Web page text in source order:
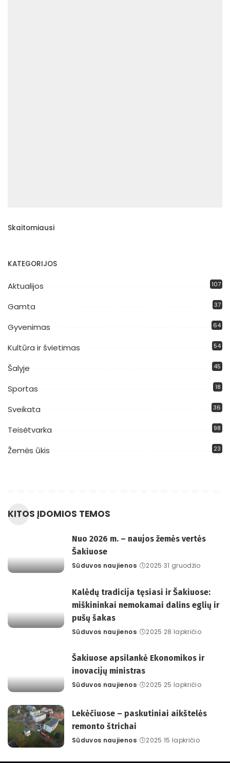
Skaitomiausi
KATEGORIJOS
Aktualijos 107
Gamta 37
Gyvenimas 64
Kultūra ir švietimas 54
Šalyje 45
Sportas 18
Sveikata 36
Teisėtvarka 98
Žemės ūkis 23
KITOS ĮDOMIOS TEMOS
Nuo 2026 m. – naujos žemės vertės
Šakiuose
Posted
Sūduvos naujienos 2025 31 gruodžio
Kalėdų tradicija tęsiasi ir Šakiuose:
miškininkai nemokamai dalins eglių ir
pušų šakas
Posted
Sūduvos naujienos 2025 28 lapkričio
Šakiuose apsilankė Ekonomikos ir
inovacijų ministras
Posted
Sūduvos naujienos 2025 25 lapkričio
Lekėčiuose – paskutiniai aikštelės
remonto štrichai
Posted
Sūduvos naujienos 2025 15 lapkričio